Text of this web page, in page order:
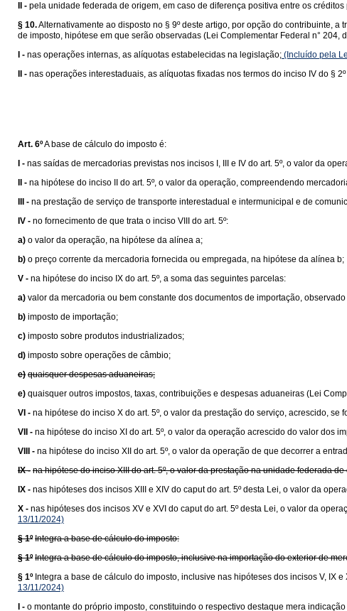
II - pela unidade federada de origem, em caso de diferença positiva entre os
§ 10.Alternativamente ao disposto no § 9º deste artigo, por opção do contribuinte,
de imposto, hipótese em que serão observadas (Lei Complementar Federal n° 204,
I - nas operações internas, as alíquotas estabelecidas na legislação; (Incluído pela
II - nas operações interestaduais, as alíquotas fixadas nos termos do inciso IV do §
Art. 6ºA base de cálculo do imposto é:
I - nas saídas de mercadorias previstas nos incisos I, III e IV do art. 5º, o valor da
II - na hipótese do inciso II do art. 5º, o valor da operação, compreendendo
III - na prestação de serviço de transporte interestadual e intermunicipal e de
IV - no fornecimento de que trata o inciso VIII do art. 5º:
a) o valor da operação, na hipótese da alínea a;
b) o preço corrente da mercadoria fornecida ou empregada, na hipótese da alínea b;
V - na hipótese do inciso IX do art. 5º, a soma das seguintes parcelas:
a) valor da mercadoria ou bem constante dos documentos de importação, observado
b) imposto de importação;
c) imposto sobre produtos industrializados;
d) imposto sobre operações de câmbio;
e) quaisquer despesas aduaneiras;
e) quaisquer outros impostos, taxas, contribuições e despesas aduaneiras (Lei
VI - na hipótese do inciso X do art. 5º, o valor da prestação do serviço, acrescido,
VII - na hipótese do inciso XI do art. 5º, o valor da operação acrescido do valor dos
VIII - na hipótese do inciso XII do art. 5º, o valor da operação de que decorrer a
IX - na hipótese do inciso XIII do art. 5º, o valor da prestação na unidade federada de
IX - nas hipóteses dos incisos XIII e XIV do caput do art. 5º desta Lei, o valor da
X - nas hipóteses dos incisos XV e XVI do caput do art. 5º desta Lei, o valor da
13/11/2024)
§ 1º Integra a base de cálculo do imposto:
§ 1º Integra a base de cálculo do imposto, inclusive na importação do exterior de
§ 1º Integra a base de cálculo do imposto, inclusive nas hipóteses dos incisos V, IX
13/11/2024)
I - o montante do próprio imposto, constituindo o respectivo destaque mera